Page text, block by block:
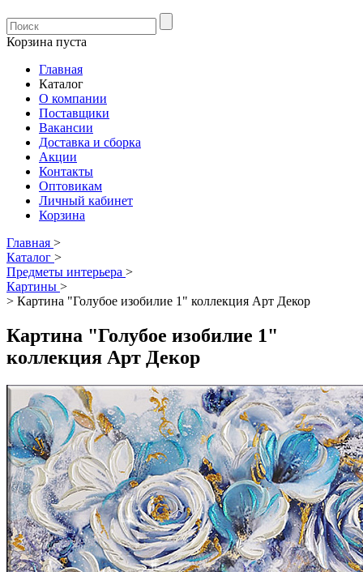
Корзина пуста
Главная
Каталог
О компании
Поставщики
Вакансии
Доставка и сборка
Акции
Контакты
Оптовикам
Личный кабинет
Корзина
Главная >
Каталог >
Предметы интерьера >
Картины >
> Картина "Голубое изобилие 1" коллекция Арт Декор
Картина "Голубое изобилие 1"
коллекция Арт Декор